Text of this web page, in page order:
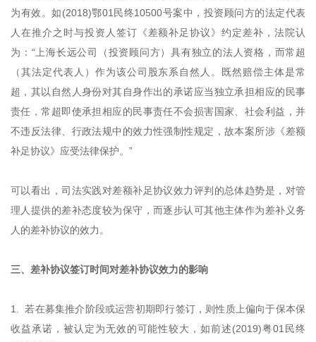
为有效。如(2018)鄂01民终10500号案中，投资顾问方的法定代表
人在推介之时与投资人签订《差额补足协议》约定差补，法院认
为：“上海长远公司（投资顾问方）具有独立的法人资格，而常超
（其法定代表人）作为该公司股东系自然人。既然赔偿主体是常
超，其以自然人身份对其自身作出的承诺应当独立承担相应的民事
责任，常超即使承担相应的民事责任不会损害国家、社会利益，并
不违反法律、行政法规中的效力性强制性规定，故本案所涉《差额
补足协议》应受法律保护。”
可以看出，司法实践对差额补足协议效力评判的总体趋势是，对管
理人提供的差补态度较为保守，而逐步认可其他主体作为差补义务
人的差补协议的效力。
三、差补协议签订时间对差补协议效力的影响
1. 若在募集推介阶段或运营初期即行签订，则性质上偏向于保本保
收益承诺，被认定为无效的可能性较大，如前述(2019)粤01民终